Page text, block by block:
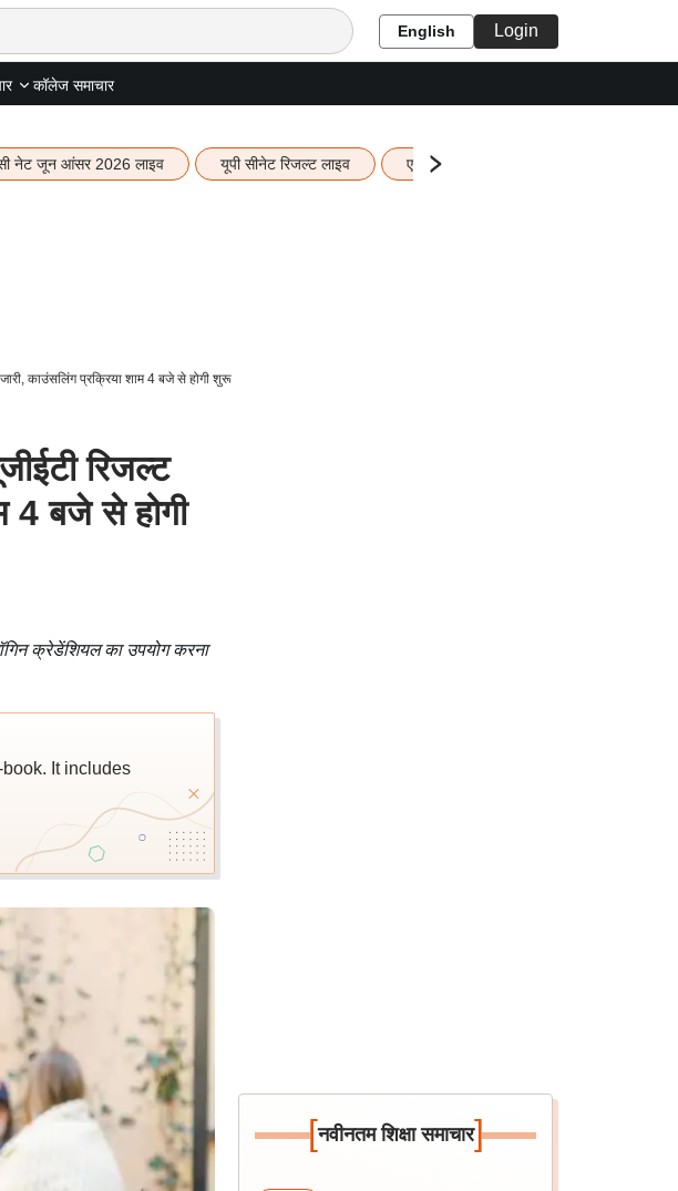
English Login
कॉलेज समाचार
नेट जून आंसर 2026 लाइव यूपी सीनेट रिजल्ट लाइव एचबीएसई 12वीं का रिजल्ट लाइव
काउंसलिंग प्रक्रिया शाम 4 बजे से होगी शुरू
रिजल्ट
4 बजे से होगी
क्रेडेंशियल का उपयोग करना
It includes
[नवीनतम शिक्षा समाचार]